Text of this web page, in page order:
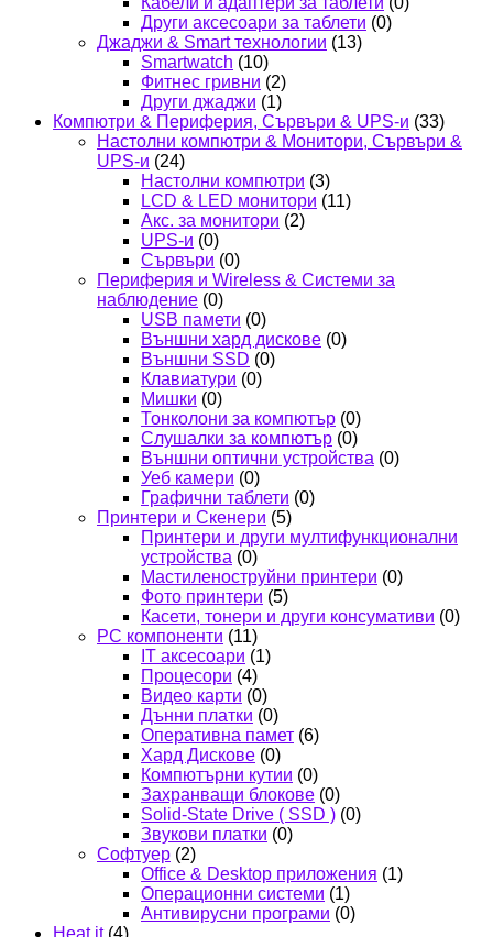
Други аксесоари за таблети (0)
Джаджи & Smart технологии (13)
Smartwatch (10)
Фитнес гривни (2)
Други джаджи (1)
Компютри & Периферия, Сървъри & UPS-и (33)
Настолни компютри & Монитори, Сървъри &
UPS-и (24)
Настолни компютри (3)
LCD & LED монитори (11)
Акс. за монитори (2)
UPS-и (0)
Сървъри (0)
Периферия и Wireless & Системи за
наблюдение (0)
USB памети (0)
Външни хард дискове (0)
Външни SSD (0)
Клавиатури (0)
Мишки (0)
Тонколони за компютър (0)
Слушалки за компютър (0)
Външни оптични устройства (0)
Уеб камери (0)
Графични таблети (0)
Принтери и Скенери (5)
Принтери и други мултифункционални
устройства (0)
Мастиленоструйни принтери (0)
Фото принтери (5)
Касети, тонери и други консумативи (0)
PC компоненти (11)
IT аксесоари (1)
Процесори (4)
Видео карти (0)
Дънни платки (0)
Оперативна памет (6)
Хард Дискове (0)
Компютърни кутии (0)
Захранващи блокове (0)
Solid-State Drive ( SSD ) (0)
Звукови платки (0)
Софтуер (2)
Office & Desktop приложения (1)
Операционни системи (1)
Антивирусни програми (0)
Heat it (4)